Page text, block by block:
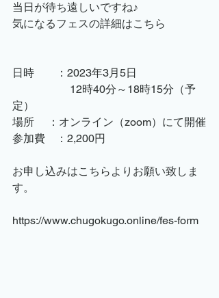
当日が待ち遠しいですね♪
気になるフェスの詳細はこちら
日時　　：2023年3月5日
12時40分～18時15分（予
定）
場所 　：オンライン（zoom）にて開催
参加費　：2,200円
お申し込みはこちらよりお願い致しま
す。
https://www.chugokugo.online/fes-form